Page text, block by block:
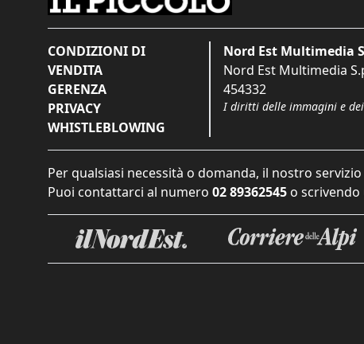
CONDIZIONI DI
VENDITA
GERENZA
PRIVACY
WHISTLEBLOWING
Nord Est Multimedia
Nord Est Multimedia
454332
I diritti delle immagini e
Per qualsiasi necessità o domanda, il nostro
Puoi contattarci al numero 02 89362545 o scrivendo